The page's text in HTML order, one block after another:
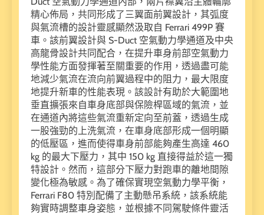
精心佈局，共同形成了三翼面前翼設計，其弧度
與氣流槽的設計靈感顯然汲取自 Ferrari 499P 賽
車。該前翼設計與 S-Duct 空氣動力學通道及中央
高龍骨設計共同配合，在提升車身前部空氣動力
學性能方面發揮著至關重要的作用，透過盡可能
地減少氣流在流向前翼過程中的阻力，最大限度
地提升新車的性能表現。該設計有助於大範圍地
垂直擴張來自車身底部與保險桿區域的氣流，並
在通道內將這些氣流重新定向至前蓋，透過生成
一股強勁的上洗氣流，在車身底部形成一個明顯
的低壓區，進而使得車身前部能夠產生高達 460
kg 的最大下壓力，其中 150 kg 直接得益於這一獨
特設計。然而，這部分下壓力對跑車的離地間隙
變化極為敏感。為了確保實現空氣動力學平衡，
Ferrari F80 特別配備了主動懸吊系統，該系統能
夠實時調整車身姿態，並根據不同駕駛條件靈活